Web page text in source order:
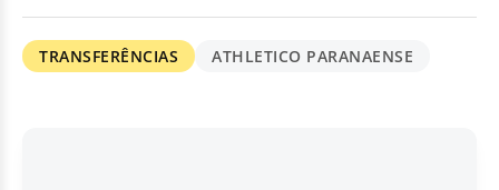
TRANSFERÊNCIAS ATHLETICO PARANAENSE